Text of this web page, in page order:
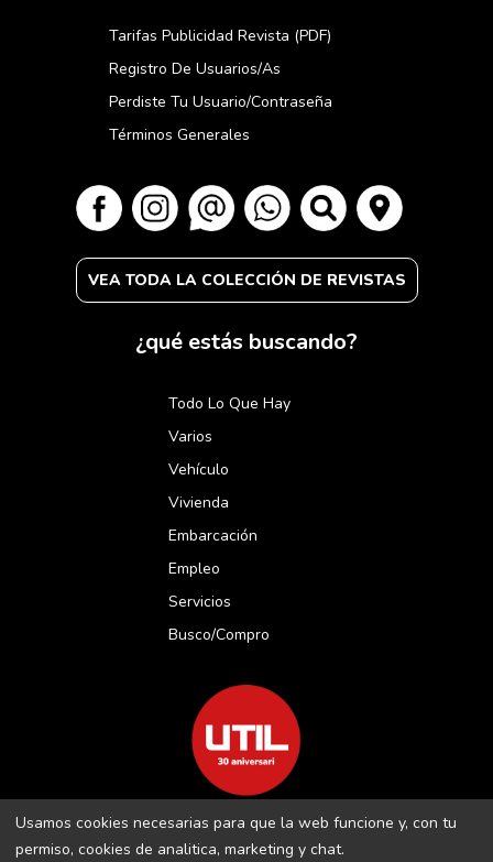
Usamos cookies necesarias para que la web funcione y, con tu
permiso, cookies de analitica, marketing y chat.
Tarifas Publicidad Revista (PDF)
Registro De Usuarios/as
Perdiste Tu Usuario/contraseña
Términos Generales
VEA TODA LA COLECCIÓN DE REVISTAS
¿qué estás buscando?
Todo Lo Que Hay
Varios
Vehículo
Vivienda
Embarcación
Empleo
Servicios
Busco/compro
REVISTA UTIL MENORCA S.L C/ BORJA MOLL, 18 · 07703 MAÓ-